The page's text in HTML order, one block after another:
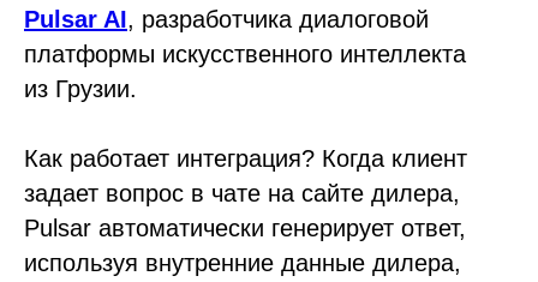
Pulsar AI, разработчика диалоговой
платформы искусственного интеллекта
из Грузии.
Как работает интеграция? Когда клиент
задает вопрос в чате на сайте дилера,
Pulsar автоматически генерирует ответ,
используя внутренние данные дилера,